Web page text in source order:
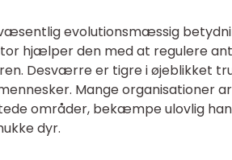
evolutionsmæssig
hjælper den med at regulere
Desværre er tigre i øjeblikket
Mange organisationer
områder, bekæmpe ulovlig
dyr.